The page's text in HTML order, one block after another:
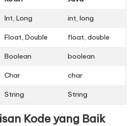
Int, Long int, long
Float, Double float, double
Boolean boolean
Char char
String String
Kode yang Baik